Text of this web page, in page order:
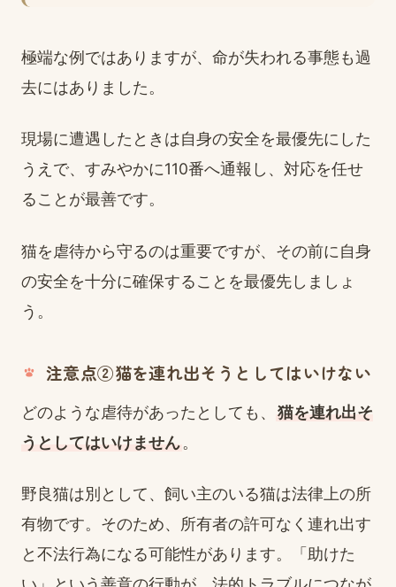
極端な例ではありますが、命が失われる事態も過
去にはありました。
現場に遭遇したときは自身の安全を最優先にした
うえで、すみやかに110番へ通報し、対応を任せ
ることが最善です。
猫を虐待から守るのは重要ですが、その前に自身
の安全を十分に確保することを最優先しましょ
う。
注意点②猫を連れ出そうとしてはいけない
どのような虐待があったとしても、 猫を連れ出そ
うとしてはいけません。
野良猫は別として、飼い主のいる猫は法律上の所
有物です。そのため、所有者の許可なく連れ出す
と不法行為になる可能性があります。「助けた